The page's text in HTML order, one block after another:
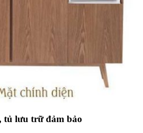
tủ lưu trữ đảm bảo